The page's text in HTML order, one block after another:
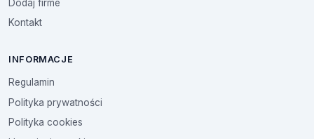
Dodaj firme
Kontakt
INFORMACJE
Regulamin
Polityka prywatności
Polityka cookies